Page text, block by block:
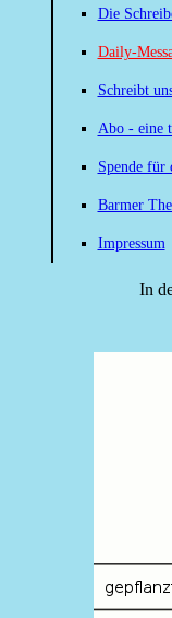
Die
Daily-
Schreibt
Abo - eine
Spende für
Barmer
Impressum
In